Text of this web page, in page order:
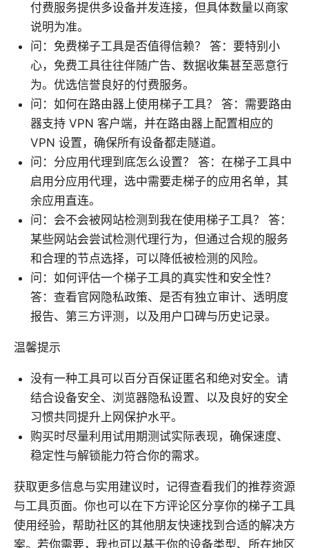
付费服务提供多设备并发连接，但具体数量以商家
说明为准。
问：免费梯子工具是否值得信赖？ 答：要特别小
心，免费工具往往伴随广告、数据收集甚至恶意行
为。优选信誉良好的付费服务。
问：如何在路由器上使用梯子工具？ 答：需要路由
器支持 VPN 客户端，并在路由器上配置相应的
VPN 设置，确保所有设备都走隧道。
问：分应用代理到底怎么设置？ 答：在梯子工具中
启用分应用代理，选中需要走梯子的应用名单，其
余应用直连。
问：会不会被网站检测到我在使用梯子工具？ 答：
某些网站会尝试检测代理行为，但通过合规的服务
和合理的节点选择，可以降低被检测的风险。
问：如何评估一个梯子工具的真实性和安全性？
答：查看官网隐私政策、是否有独立审计、透明度
报告、第三方评测，以及用户口碑与历史记录。
温馨提示
没有一种工具可以百分百保证匿名和绝对安全。请
结合设备安全、浏览器隐私设置、以及良好的安全
习惯共同提升上网保护水平。
购买时尽量利用试用期测试实际表现，确保速度、
稳定性与解锁能力符合你的需求。
获取更多信息与实用建议时，记得查看我们的推荐资源
与工具页面。你也可以在下方评论区分享你的梯子工具
使用经验，帮助社区的其他朋友快速找到合适的解决方
案。若你需要，我也可以基于你的设备类型、所在地区